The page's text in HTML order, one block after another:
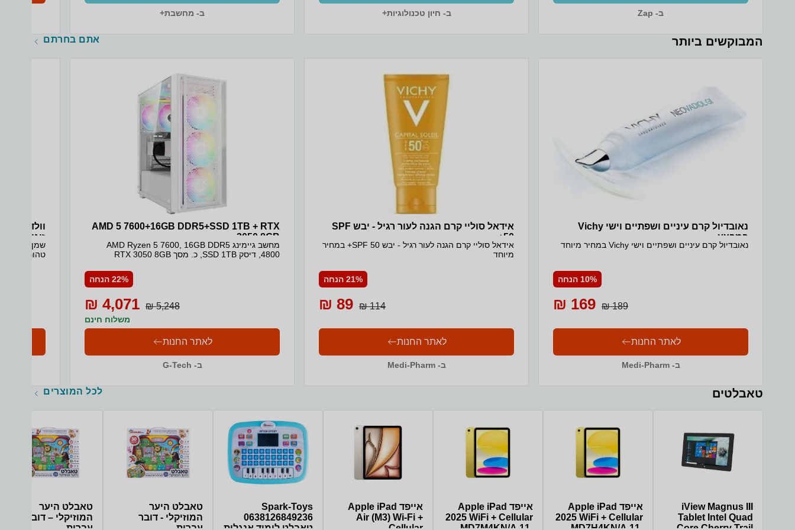
נוחה גם בתאורה חלשה, מה שהופך את העבודה בערב
ה-1TB נותן מקום נרחב לספריות תמונות, לסרטונים
ולקבצי עבודה, ומסך המגע מפרט טכני מקט יצרן:
83K4000RUS מסך: 15.3 WUXGA (1920x1200) IPS
cell, 10-point Multi-touch יחס מסך לגוף: 90.7%
מעבד: Intel Core 5 210H, 8 (4P+4E) ליבות, 12
threads, עד 4.8GHz ערכת שבבים: Intel SoC Platform
יצרן 36 חודשים (ATOMIC) מקט ופרטי דגם מקט יצרן:
ב- Zap ב- חיון טכנולוגיות+ ב- מחשבת+
המבוקשים ביותר אתם בחרתם
נאובדיול קרם עיניים ושפתיים וישי Vichy
במבצע
נאובדיול קרם עיניים ושפתיים וישי Vichy במחיר מיוחד
10% הנחה
189 ₪
169 ₪
לאתר החנות
ב- Medi-Pharm
אידאל סוליי קרם הגנה לעור רגיל - יבש SPF
50+
אידאל סוליי קרם הגנה לעור רגיל - יבש SPF 50+ במחיר
מיוחד
21% הנחה
114 ₪
89 ₪
לאתר החנות
ב- Medi-Pharm
AMD 5 7600+16GB DDR5+SSD 1TB + RTX
3050 8GB
מחשב גיימינג AMD Ryzen 5 7600, 16GB DDR5
4800, דיסק SSD 1TB, כ. מסך RTX 3050 8GB
22% הנחה
5,248 ₪
4,071 ₪
משלוח חינם
לאתר החנות
ב- G-Tech
וולדה שמן
זוגי!
שמן הריון
טאבלטים לכל המוצרים
iView Magnus III
Tablet Intel Quad
Core Cherry Trail
אייפד Apple iPad
2025 WiFi + Cellular
MD7H4KN/A 11-
אייפד Apple iPad
2025 WiFi + Cellular
MD7M4KN/A 11-
אייפד Apple iPad
Air (M3) Wi-Fi +
Cellular
Spark-Toys
0638126849236
טאבלט לימוד אנגלית
טאבלט היער
המוזיקלי - דובר
עברית
טאבלט היער
המוזיקלי – דובר
עברית